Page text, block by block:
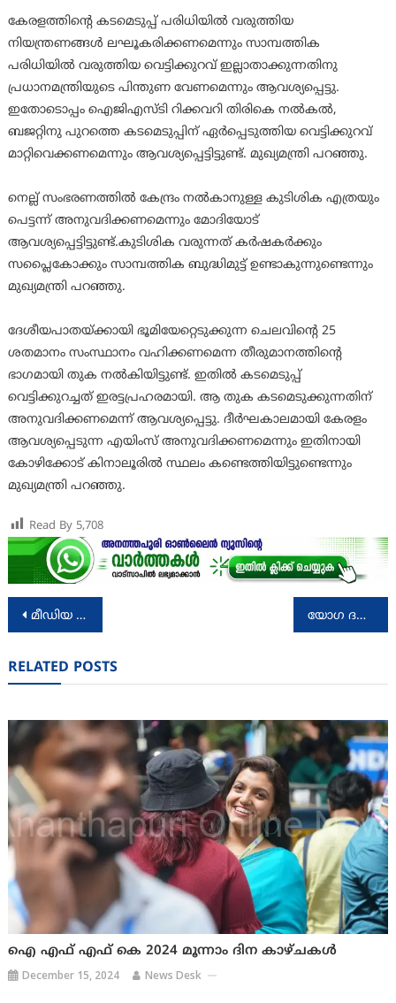
കേരളത്തിന്റെ കടമെടുപ്പ് പരിധിയില്‍ വരുത്തിയ
നിയന്ത്രണങ്ങള്‍ ലഘൂകരിക്കണമെന്നും സാമ്പത്തിക
പരിധിയില്‍ വരുത്തിയ വെട്ടിക്കുറവ് ഇല്ലാതാക്കുന്നതിനു
പ്രധാനമന്ത്രിയുടെ പിന്തുണ വേണമെന്നും ആവശ്യപ്പെട്ടു.
ഇതോടൊപ്പം ഐജിഎസ്ടി റിക്കവറി തിരികെ നല്‍കല്‍,
ബജറ്റിനു പുറത്തെ കടമെടുപ്പിന് ഏര്‍പ്പെടുത്തിയ വെട്ടിക്കുറവ്
മാറ്റിവെക്കണമെന്നും ആവശ്യപ്പെട്ടിട്ടുണ്ട്. മുഖ്യമന്ത്രി പറഞ്ഞു.
നെല്ല് സംഭരണത്തില്‍ കേന്ദ്രം നല്‍കാനുള്ള കുടിശിക എത്രയും
പെട്ടന്ന് അനുവദിക്കണമെന്നും മോദിയോട്
ആവശ്യപ്പെട്ടിട്ടുണ്ട്.കുടിശിക വരുന്നത് കര്‍ഷകര്‍ക്കും
സപ്ലൈകോക്കും സാമ്പത്തിക ബുദ്ധിമുട്ട് ഉണ്ടാകുന്നുണ്ടെന്നും
മുഖ്യമന്ത്രി പറഞ്ഞു.
ദേശീയപാതയ്ക്കായി ഭൂമിയേറ്റെടുക്കുന്ന ചെലവിന്റെ 25
ശതമാനം സംസ്ഥാനം വഹിക്കണമെന്ന തീരുമാനത്തിന്റെ
ഭാഗമായി തുക നല്‍കിയിട്ടുണ്ട്. ഇതില്‍ കടമെടുപ്പ്
വെട്ടിക്കുറച്ചത് ഇരട്ടപ്രഹരമായി. ആ തുക കടമെടുക്കുന്നതിന്
അനുവദിക്കണമെന്ന് ആവശ്യപ്പെട്ടു. ദീര്‍ഘകാലമായി കേരളം
ആവശ്യപ്പെടുന്ന എയിംസ് അനുവദിക്കണമെന്നും ഇതിനായി
കോഴിക്കോട് കിനാലൂരില്‍ സ്ഥലം കണ്ടെത്തിയിട്ടുണ്ടെന്നും
മുഖ്യമന്ത്രി പറഞ്ഞു.
Read By 5,708
Post
മീഡിയ അക്കാഡമി: സർക്കാർ തിരുത്തിയില്ലെങ്കിൽ കോടതിയെ സമീപിക്കും: എം. രാധാകൃഷ്ണൻ യോഗ ദണ്ഡിന്റെയും രുദ്രാക്ഷമാലയുടെയും അറ്റകുറ്റപ്പണി മുന്‍ ദേവസ്വം പ്രസിഡന്റിന്റെ മകന്’; ഇതെന്തു നടപടിയെന്ന് വി ഡി സതീശന്‍
RELATED POSTS
ഐ എഫ് എഫ് കെ 2024 മൂന്നാം ദിന കാഴ്ചകള്‍
December 15, 2024 News Desk